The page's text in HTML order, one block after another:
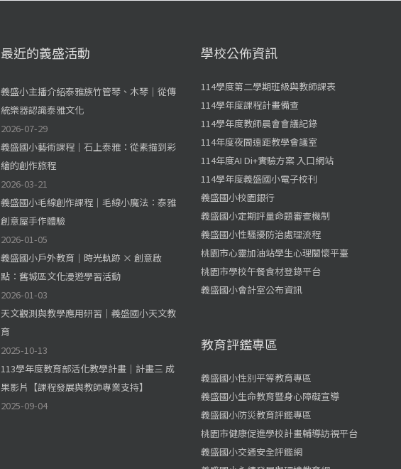
最近的義盛活動
義盛小主播介紹泰雅族竹管琴、木琴｜從傳
統樂器認識泰雅文化
2026-07-29
義盛國小藝術課程｜石上泰雅：從素描到彩
繪的創作旅程
2026-03-21
義盛國小毛線創作課程｜毛線小魔法：泰雅
創意屋手作體驗
2026-01-05
義盛國小戶外教育｜時光軌跡 × 創意啟
點：舊城區文化漫遊學習活動
2026-01-03
天文觀測與教學應用研習｜義盛國小天文教
育
2025-10-13
113學年度教育部活化教學計畫｜計畫三 成
果影片【課程發展與教師專業支持】
2025-09-04
學校公佈資訊
114學度第二學期班級與教師課表
114學年度課程計畫備查
114學年度教師晨會會議記錄
114年度夜間遠距教學會議室
114年度AI Di+實驗方案 入口網站
114學年度義盛國小電子校刊
義盛國小校園銀行
義盛國小定期評量命題審查機制
義盛國小性騷擾防治處理流程
桃園市心靈加油站學生心理關懷平臺
桃園市學校午餐食材登錄平台
義盛國小會計室公布資訊
教育評鑑專區
義盛國小性別平等教育專區
義盛國小生命教育暨身心障礙宣導
義盛國小防災教育評鑑專區
桃園市健康促進學校計畫輔導訪視平台
義盛國小交通安全評鑑網